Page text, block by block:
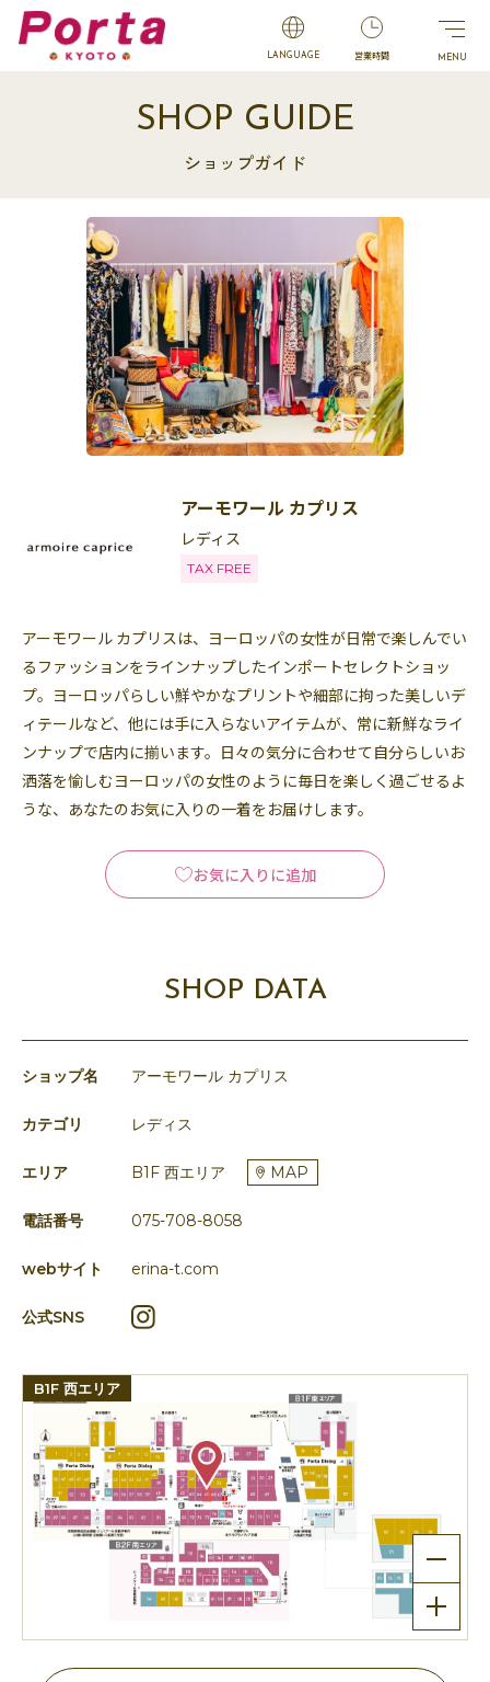
LANGUAGE 営業時間
SHOP GUIDE
ショップガイド
アーモワール カプリス
レディス
TAX FREE
アーモワール カプリスは、ヨーロッパの女性が日常で楽しんでい
るファッションをラインナップしたインポートセレクトショッ
プ。ヨーロッパらしい鮮やかなプリントや細部に拘った美しいデ
ィテールなど、他には手に入らないアイテムが、常に新鮮なライ
ンナップで店内に揃います。日々の気分に合わせて自分らしいお
洒落を愉しむヨーロッパの女性のように毎日を楽しく過ごせるよ
うな、あなたのお気に入りの一着をお届けします。
お気に入りに追加
SHOP DATA
ショップ名 アーモワール カプリス
カテゴリ レディス
エリア B1F 西エリア MAP
電話番号 075-708-8058
webサイト erina-t.com
公式SNS
B1F 西エリア